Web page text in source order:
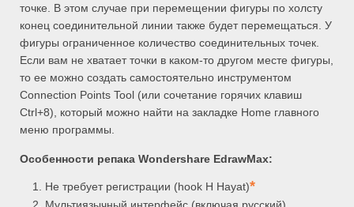
точке. В этом случае при перемещении фигуры по холсту
конец соединительной линии также будет перемещаться. У
фигуры ограниченное количество соединительных точек.
Если вам не хватает точки в каком-то другом месте фигуры,
то ее можно создать самостоятельно инструментом
Connection Points Tool (или сочетание горячих клавиш
Ctrl+8), который можно найти на закладке Home главного
меню программы.
Особенности репака Wondershare EdrawMax:
Не требует регистрации (hook H Hayat)*